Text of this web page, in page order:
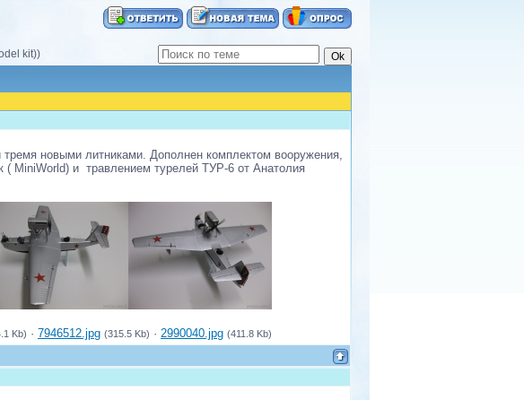
kit))
новыми литниками. Дополнен комплектом вооружения,
MiniWorld) и травлением турелей ТУР-6 от Анатолия
Kb) · 7946512.jpg (315.5 Kb) · 2990040.jpg (411.8 Kb)